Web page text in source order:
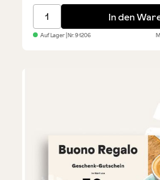
Azzurro - Geschenkbox
In den
Auf Lager| Nr.91206